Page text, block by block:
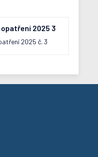
2025 3
2025 č. 3